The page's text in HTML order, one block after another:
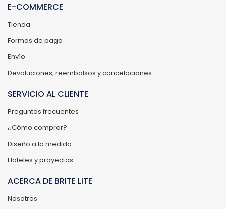
E-COMMERCE
Tienda
Formas de pago
Envío
Devoluciones, reembolsos y cancelaciones
SERVICIO AL CLIENTE
Preguntas frecuentes
¿Cómo comprar?
Diseño a la medida
Hoteles y proyectos
ACERCA DE BRITE LITE
Nosotros